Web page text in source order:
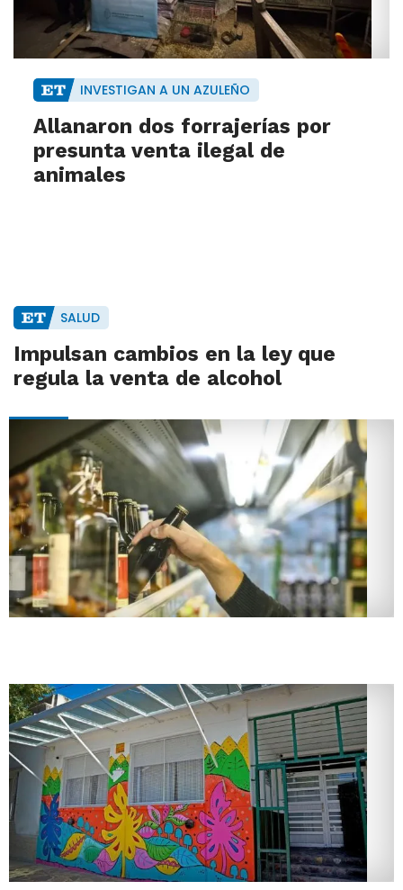
INVESTIGAN A UN AZULEÑO
Allanaron dos forrajerías por
presunta venta ilegal de
animales
SALUD
Impulsan cambios en la ley que
regula la venta de alcohol